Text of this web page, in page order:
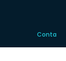
Conta